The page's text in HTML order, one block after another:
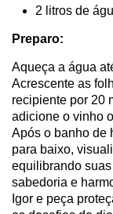
2 litros de
Preparo:
Aqueça a água
Acrescente as
recipiente por 20
adicione o vinho
Após o banho de
para baixo,
equilibrando
sabedoria e
Igor e peça